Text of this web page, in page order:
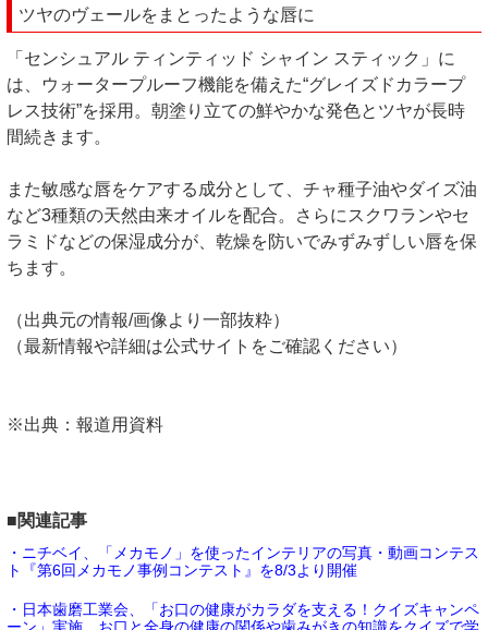
ツヤのヴェールをまとったような唇に
「センシュアル ティンティッド シャイン スティック」に
は、ウォータープルーフ機能を備えた“グレイズドカラープ
レス技術”を採用。朝塗り立ての鮮やかな発色とツヤが長時
間続きます。
また敏感な唇をケアする成分として、チャ種子油やダイズ油
など3種類の天然由来オイルを配合。さらにスクワランやセ
ラミドなどの保湿成分が、乾燥を防いでみずみずしい唇を保
ちます。
（出典元の情報/画像より一部抜粋）
（最新情報や詳細は公式サイトをご確認ください）
※出典：報道用資料
■関連記事
・ニチベイ、「メカモノ」を使ったインテリアの写真・動画コンテス
ト『第6回メカモノ事例コンテスト』を8/3より開催
・日本歯磨工業会、「お口の健康がカラダを支える！クイズキャンペ